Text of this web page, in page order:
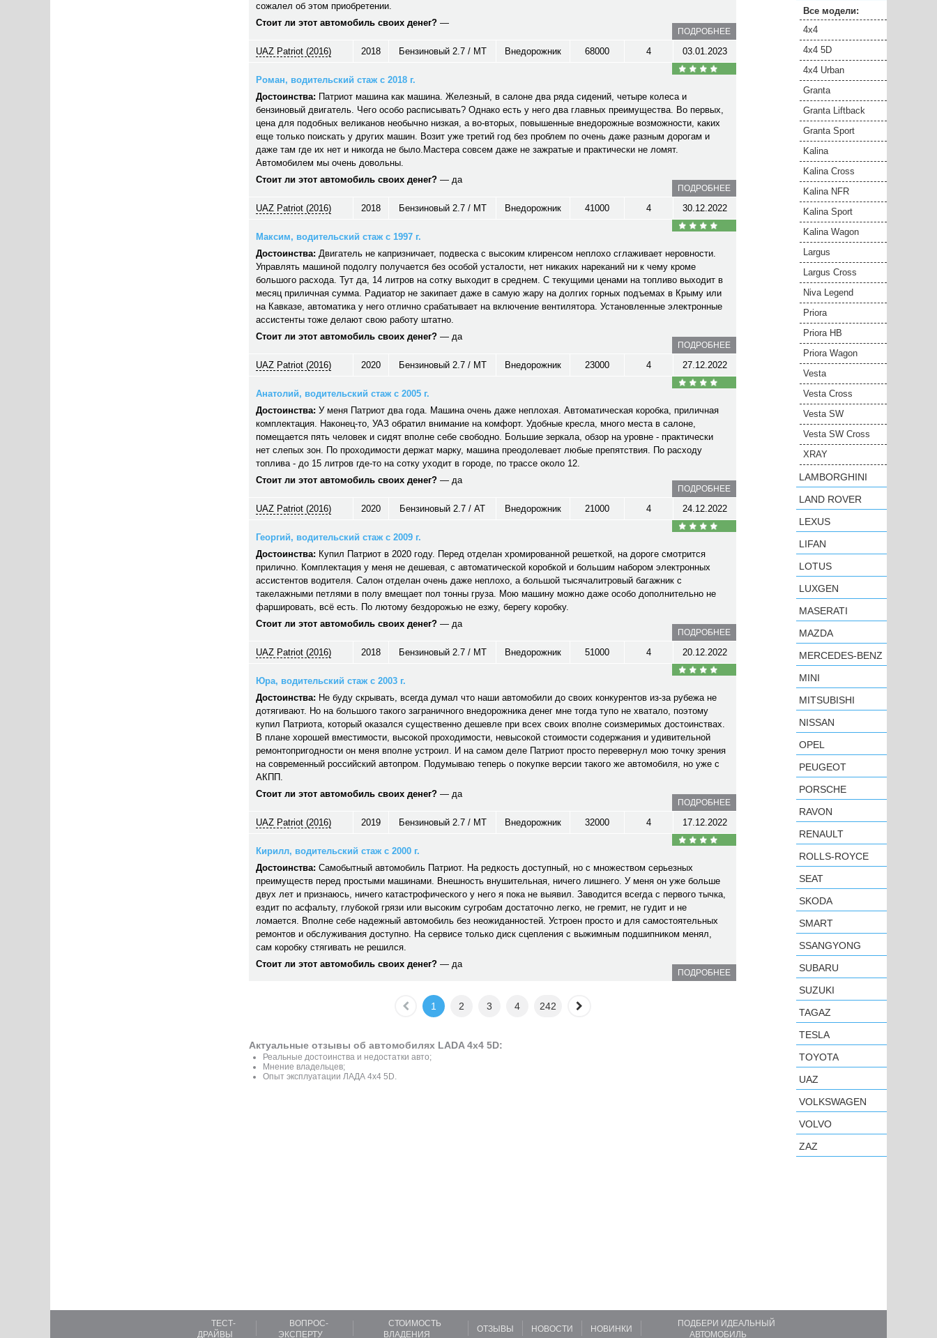
сожалел об этом приобретении.
Стоит ли этот автомобиль своих денег? —
ПОДРОБНЕЕ
UAZ Patriot (2016) 2018 Бензиновый 2.7 / MT Внедорожник 68000 4 03.01.2023
Роман, водительский стаж с 2018 г.
Достоинства: Патриот машина как машина. Железный, в салоне два ряда сидений, четыре колеса и
бензиновый двигатель. Чего особо расписывать? Однако есть у него два главных преимущества. Во первых,
цена для подобных великанов необычно низкая, а во-вторых, повышенные внедорожные возможности, каких
еще только поискать у других машин. Возит уже третий год без проблем по очень даже разным дорогам и
даже там где их нет и никогда не было.Мастера совсем даже не зажратые и практически не ломят.
Автомобилем мы очень довольны.
Стоит ли этот автомобиль своих денег? — да
ПОДРОБНЕЕ
UAZ Patriot (2016) 2018 Бензиновый 2.7 / MT Внедорожник 41000 4 30.12.2022
Максим, водительский стаж с 1997 г.
Достоинства: Двигатель не капризничает, подвеска с высоким клиренсом неплохо сглаживает неровности.
Управлять машиной подолгу получается без особой усталости, нет никаких нареканий ни к чему кроме
большого расхода. Тут да, 14 литров на сотку выходит в среднем. С текущими ценами на топливо выходит в
месяц приличная сумма. Радиатор не закипает даже в самую жару на долгих горных подъемах в Крыму или
на Кавказе, автоматика у него отлично срабатывает на включение вентилятора. Установленные электронные
ассистенты тоже делают свою работу штатно.
Стоит ли этот автомобиль своих денег? — да
ПОДРОБНЕЕ
UAZ Patriot (2016) 2020 Бензиновый 2.7 / MT Внедорожник 23000 4 27.12.2022
Анатолий, водительский стаж с 2005 г.
Достоинства: У меня Патриот два года. Машина очень даже неплохая. Автоматическая коробка, приличная
комплектация. Наконец-то, УАЗ обратил внимание на комфорт. Удобные кресла, много места в салоне,
помещается пять человек и сидят вполне себе свободно. Большие зеркала, обзор на уровне - практически
нет слепых зон. По проходимости держат марку, машина преодолевает любые препятствия. По расходу
топлива - до 15 литров где-то на сотку уходит в городе, по трассе около 12.
Стоит ли этот автомобиль своих денег? — да
ПОДРОБНЕЕ
UAZ Patriot (2016) 2020 Бензиновый 2.7 / AT Внедорожник 21000 4 24.12.2022
Георгий, водительский стаж с 2009 г.
Достоинства: Купил Патриот в 2020 году. Перед отделан хромированной решеткой, на дороге смотрится
прилично. Комплектация у меня не дешевая, с автоматической коробкой и большим набором электронных
ассистентов водителя. Салон отделан очень даже неплохо, а большой тысячалитровый багажник с
такелажными петлями в полу вмещает пол тонны груза. Мою машину можно даже особо дополнительно не
фаршировать, всё есть. По лютому бездорожью не езжу, берегу коробку.
Стоит ли этот автомобиль своих денег? — да
ПОДРОБНЕЕ
UAZ Patriot (2016) 2018 Бензиновый 2.7 / MT Внедорожник 51000 4 20.12.2022
Юра, водительский стаж с 2003 г.
Достоинства: Не буду скрывать, всегда думал что наши автомобили до своих конкурентов из-за рубежа не
дотягивают. Но на большого такого заграничного внедорожника денег мне тогда тупо не хватало, поэтому
купил Патриота, который оказался существенно дешевле при всех своих вполне соизмеримых достоинствах.
В плане хорошей вместимости, высокой проходимости, невысокой стоимости содержания и удивительной
ремонтопригодности он меня вполне устроил. И на самом деле Патриот просто перевернул мою точку зрения
на современный российский автопром. Подумываю теперь о покупке версии такого же автомобиля, но уже с
АКПП.
Стоит ли этот автомобиль своих денег? — да
ПОДРОБНЕЕ
UAZ Patriot (2016) 2019 Бензиновый 2.7 / MT Внедорожник 32000 4 17.12.2022
Кирилл, водительский стаж с 2000 г.
Достоинства: Самобытный автомобиль Патриот. На редкость доступный, но с множеством серьезных
преимуществ перед простыми машинами. Внешность внушительная, ничего лишнего. У меня он уже больше
двух лет и признаюсь, ничего катастрофического у него я пока не выявил. Заводится всегда с первого тычка,
ездит по асфальту, глубокой грязи или высоким сугробам достаточно легко, не гремит, не гудит и не
ломается. Вполне себе надежный автомобиль без неожиданностей. Устроен просто и для самостоятельных
ремонтов и обслуживания доступно. На сервисе только диск сцепления с выжимным подшипником менял,
сам коробку стягивать не решился.
Стоит ли этот автомобиль своих денег? — да
ПОДРОБНЕЕ
1 2 3 4 242
Актуальные отзывы об автомобилях LADA 4x4 5D:
Реальные достоинства и недостатки авто;
Мнение владельцев;
Опыт эксплуатации ЛАДА 4x4 5D.
Все модели:
4x4
4x4 5D
4x4 Urban
Granta
Granta Liftback
Granta Sport
Kalina
Kalina Cross
Kalina NFR
Kalina Sport
Kalina Wagon
Largus
Largus Cross
Niva Legend
Priora
Priora HB
Priora Wagon
Vesta
Vesta Cross
Vesta SW
Vesta SW Cross
XRAY
LAMBORGHINI
LAND ROVER
LEXUS
LIFAN
LOTUS
LUXGEN
MASERATI
MAZDA
MERCEDES-BENZ
MINI
MITSUBISHI
NISSAN
OPEL
PEUGEOT
PORSCHE
RAVON
RENAULT
ROLLS-ROYCE
SEAT
SKODA
SMART
SSANGYONG
SUBARU
SUZUKI
TAGAZ
TESLA
TOYOTA
UAZ
VOLKSWAGEN
VOLVO
ZAZ
ТЕСТ-
ДРАЙВЫ
ВОПРОС-
ЭКСПЕРТУ
СТОИМОСТЬ
ВЛАДЕНИЯ
ОТЗЫВЫ НОВОСТИ НОВИНКИ
ПОДБЕРИ ИДЕАЛЬНЫЙ
АВТОМОБИЛЬ